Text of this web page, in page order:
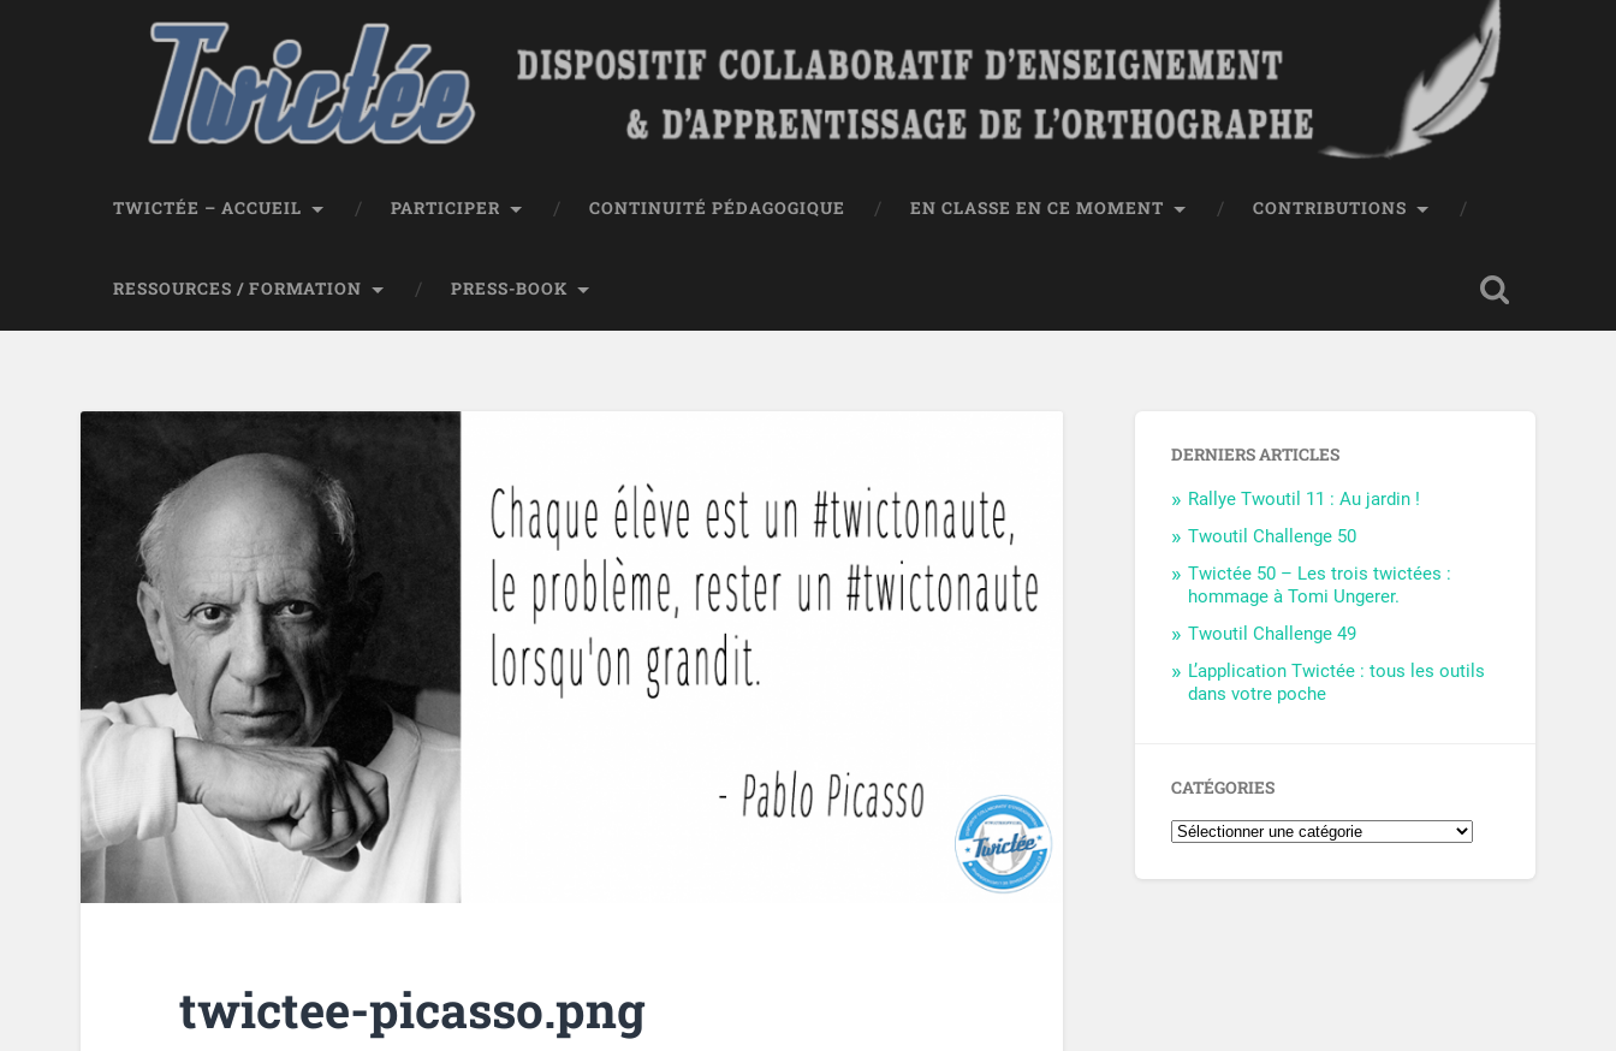
TWICTÉE – ACCUEIL PARTICIPER CONTINUITÉ PÉDAGOGIQUE EN CLASSE EN CE MOMENT CONTRIBUTIONS
RESSOURCES / FORMATION PRESS-BOOK
twictee-picasso.png
DERNIERS ARTICLES
Rallye Twoutil 11 : Au jardin !
Twoutil Challenge 50
Twictée 50 – Les trois twictées :
hommage à Tomi Ungerer.
Twoutil Challenge 49
L’application Twictée : tous les outils
dans votre poche
CATÉGORIES